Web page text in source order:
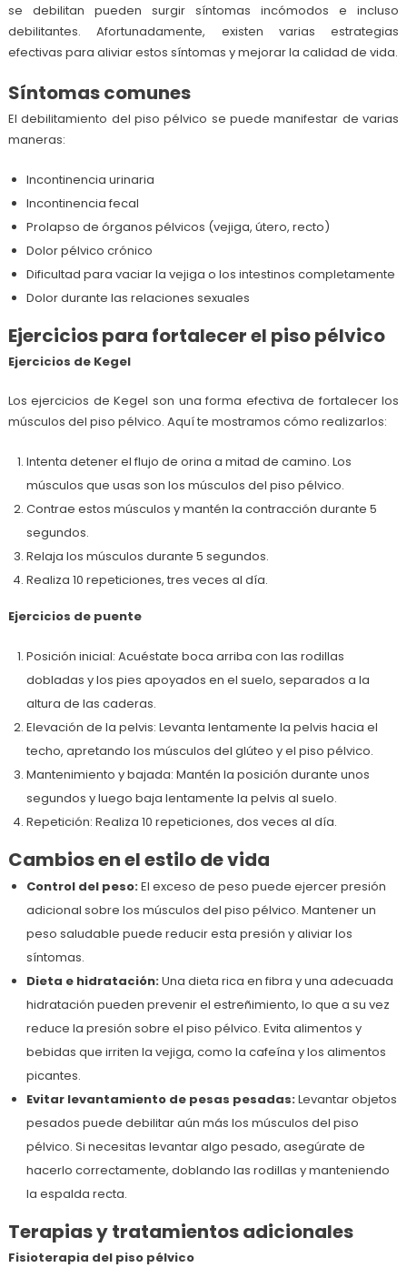
se debilitan pueden surgir síntomas incómodos e incluso
debilitantes. Afortunadamente, existen varias estrategias
efectivas para aliviar estos síntomas y mejorar la calidad de vida.
Síntomas comunes
El debilitamiento del piso pélvico se puede manifestar de varias
maneras:
Incontinencia urinaria
Incontinencia fecal
Prolapso de órganos pélvicos (vejiga, útero, recto)
Dolor pélvico crónico
Dificultad para vaciar la vejiga o los intestinos completamente
Dolor durante las relaciones sexuales
Ejercicios para fortalecer el piso pélvico
Ejercicios de Kegel
Los ejercicios de Kegel son una forma efectiva de fortalecer los
músculos del piso pélvico. Aquí te mostramos cómo realizarlos:
Intenta detener el flujo de orina a mitad de camino. Los
músculos que usas son los músculos del piso pélvico.
Contrae estos músculos y mantén la contracción durante 5
segundos.
Relaja los músculos durante 5 segundos.
Realiza 10 repeticiones, tres veces al día.
Ejercicios de puente
Posición inicial: Acuéstate boca arriba con las rodillas
dobladas y los pies apoyados en el suelo, separados a la
altura de las caderas.
Elevación de la pelvis: Levanta lentamente la pelvis hacia el
techo, apretando los músculos del glúteo y el piso pélvico.
Mantenimiento y bajada: Mantén la posición durante unos
segundos y luego baja lentamente la pelvis al suelo.
Repetición: Realiza 10 repeticiones, dos veces al día.
Cambios en el estilo de vida
Control del peso:El exceso de peso puede ejercer presión
adicional sobre los músculos del piso pélvico. Mantener un
peso saludable puede reducir esta presión y aliviar los
síntomas.
Dieta e hidratación:Una dieta rica en fibra y una adecuada
hidratación pueden prevenir el estreñimiento, lo que a su vez
reduce la presión sobre el piso pélvico. Evita alimentos y
bebidas que irriten la vejiga, como la cafeína y los alimentos
picantes.
Evitar levantamiento de pesas pesadas:Levantar objetos
pesados puede debilitar aún más los músculos del piso
pélvico. Si necesitas levantar algo pesado, asegúrate de
hacerlo correctamente, doblando las rodillas y manteniendo
la espalda recta.
Terapias y tratamientos adicionales
Fisioterapia del piso pélvico